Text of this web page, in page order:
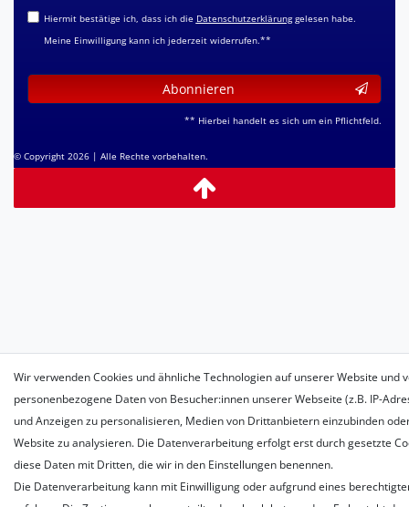
Hiermit bestätige ich, dass ich die Daten­schutz­erklärunggelesen habe.
Meine Einwilligung kann ich jederzeit widerrufen.**
Abonnieren
** Hierbei handelt es sich um ein Pflichtfeld.
© Copyright 2026 | Alle Rechte vorbehalten.
Wir verwenden Cookies und ähnliche Technologien auf unserer Website und
personenbezogene Daten von Besucher:innen unserer Webseite (z.B. IP-
und Anzeigen zu personalisieren, Medien von Drittanbietern einzubinden
Website zu analysieren. Die Datenverarbeitung erfolgt erst durch gesetzte
diese Daten mit Dritten, die wir in den Einstellungen benennen.
Die Datenverarbeitung kann mit Einwilligung oder aufgrund eines